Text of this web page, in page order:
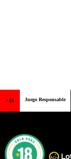
+18 Juego Responsable